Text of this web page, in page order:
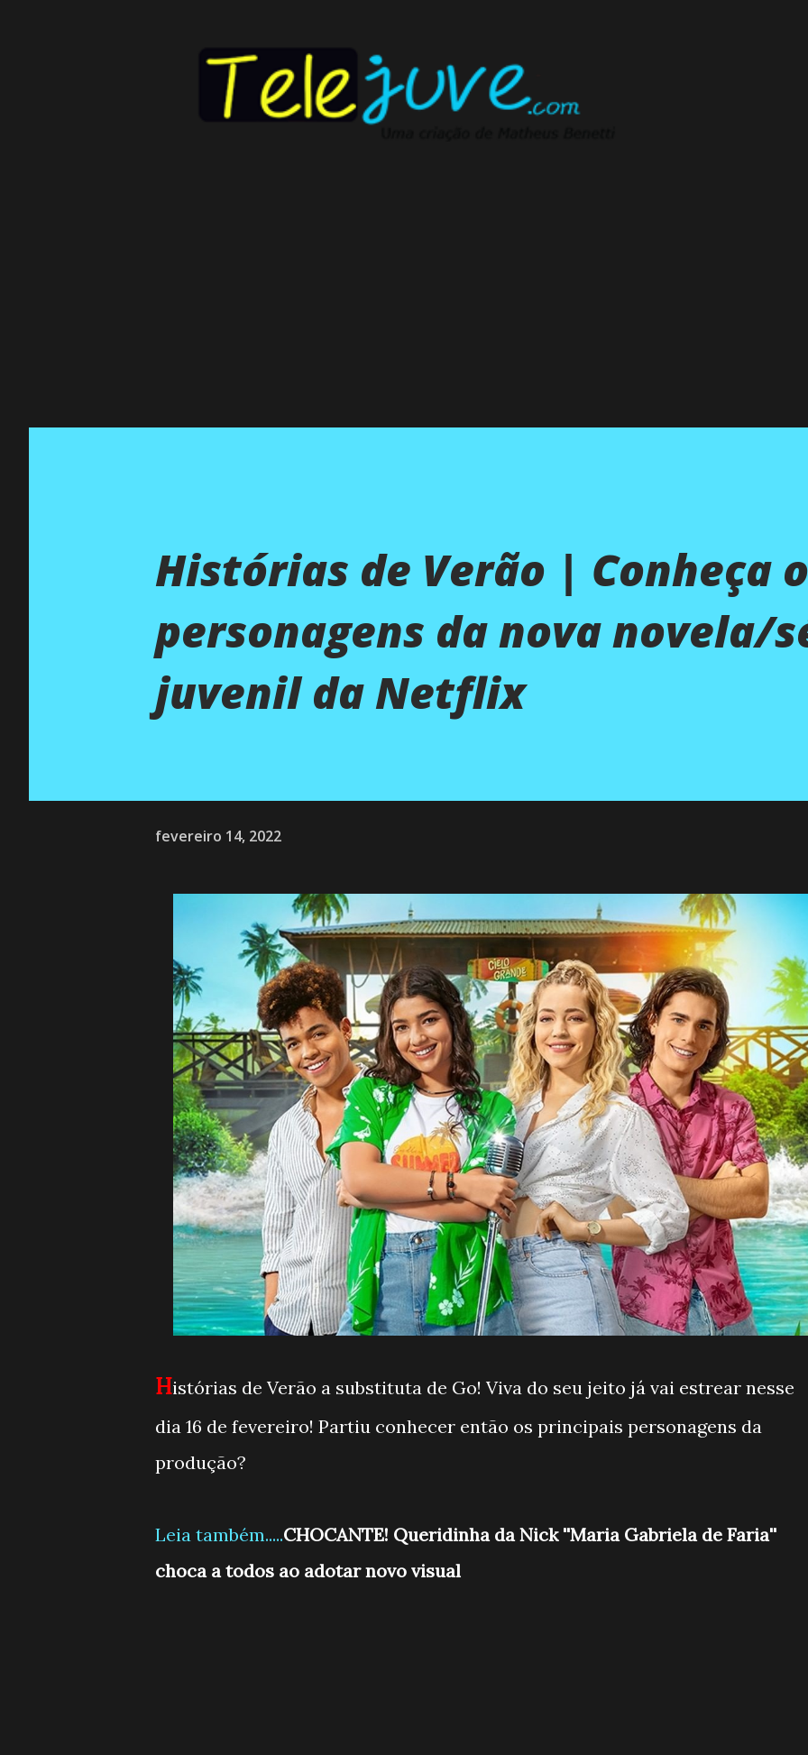
Histórias de Verão | Conheça
personagens da nova novela/
juvenil da Netflix
fevereiro 14, 2022
Histórias de Verão a substituta de Go! Viva do seu jeito já vai estrear nesse
dia 16 de fevereiro! Partiu conhecer então os principais personagens da
produção?
Leia também.....CHOCANTE! Queridinha da Nick ''Maria Gabriela de Faria''
choca a todos ao adotar novo visual